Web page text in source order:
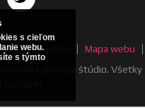
Cenník
Mapa webu
| webové štúdio. Všetky
DPH.
s cieľom
webu.
s týmto